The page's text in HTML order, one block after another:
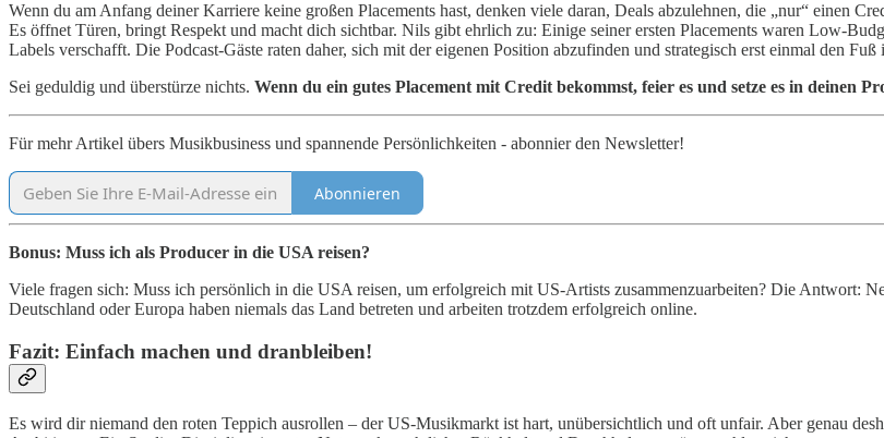
Wenn du am Anfang deiner Karriere keine großen Placements hast, denken viele daran, Deals abzulehnen, die „nur“ einen
Es öffnet Türen, bringt Respekt und macht dich sichtbar. Nils gibt ehrlich zu: Einige seiner ersten Placements waren Low-
Labels verschafft. Die Podcast-Gäste raten daher, sich mit der eigenen Position abzufinden und strategisch erst einmal den
Sei geduldig und überstürze nichts. Wenn du ein gutes Placement mit Credit bekommst, feier es und setze es in deinen
Für mehr Artikel übers Musikbusiness und spannende Persönlichkeiten - abonnier den Newsletter!
Abonnieren
Bonus: Muss ich als Producer in die USA reisen?
Viele fragen sich: Muss ich persönlich in die USA reisen, um erfolgreich mit US-Artists zusammenzuarbeiten? Die Antwort:
Deutschland oder Europa haben niemals das Land betreten und arbeiten trotzdem erfolgreich online.
Fazit: Einfach machen und dranbleiben!
Es wird dir niemand den roten Teppich ausrollen – der US-Musikmarkt ist hart, unübersichtlich und oft unfair. Aber genau